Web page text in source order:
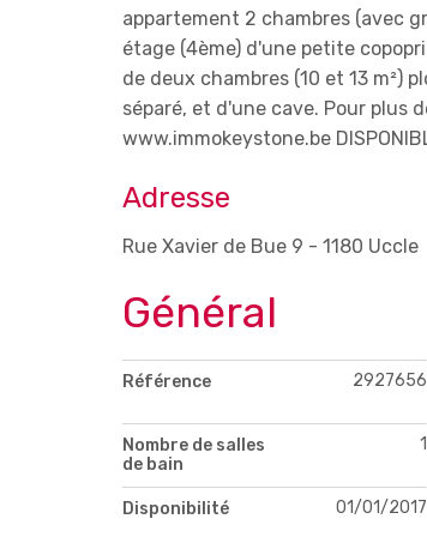
appartement 2 chambres (avec
étage (4ème) d'une petite
de deux chambres (10 et 13 m²)
séparé, et d'une cave. Pour plus
www.immokeystone.be
Adresse
Rue Xavier de Bue 9 - 1180 Uccle
Général
Référence 2927656
Nombre de salles
de bain
1
Disponibilité 01/01/2017